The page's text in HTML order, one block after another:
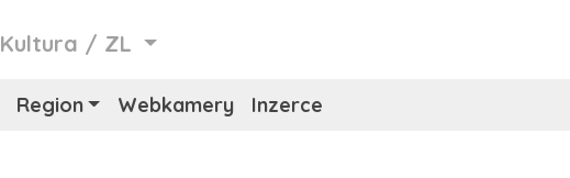
Kultura / ZL
Region Webkamery Inzerce